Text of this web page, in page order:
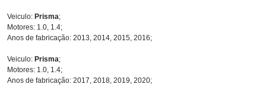
Veiculo: Prisma;
Motores: 1.0, 1.4;
Anos de fabricação: 2013, 2014, 2015, 2016;
Veiculo: Prisma;
Motores: 1.0, 1.4;
Anos de fabricação: 2017, 2018, 2019, 2020;